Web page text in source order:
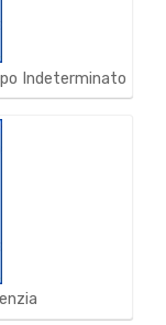
Indeterminato